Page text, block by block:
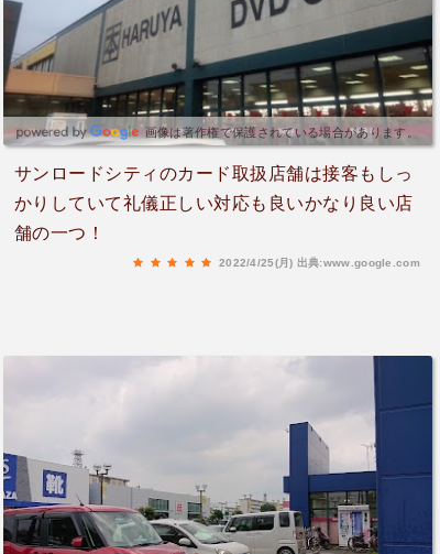
ンで在庫確認し、他２名のお姉さん方が新刊を探
し出す連携プレーのお陰様で買いたい新刊も週刊
雑誌もスムーズに購入出来ました。ありがとうご
ざいます。今日、旦那さんが帰宅したら小躍りし
て喜びます。スタッフのお姉様方いつも本当に、
ありがとう💖感謝します💖＊＊＊初購入時＊＊＊
＊週刊少年サンデーを探してコンビニ4軒回って
無かった為、こちらに訪れたらラスト2冊でよう
やく買えたのが嬉しくて、あれからこちらの本屋
さんが大好きになりました。
画像は著作権で保護されている場合があります。
サンロードシティのカード取扱店舗は接客もしっ
かりしていて礼儀正しい対応も良いかなり良い店
舗の一つ！
2022/4/25(月) 出典:www.google.com